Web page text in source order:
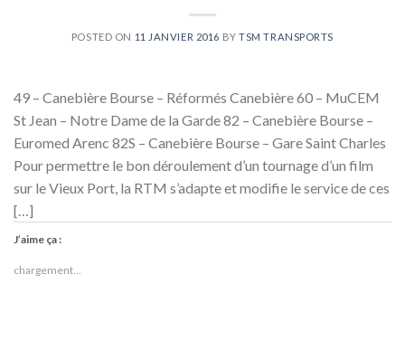
POSTED ON 11 JANVIER 2016 BYTSM TRANSPORTS
49 – Canebière Bourse – Réformés Canebière 60 – MuCEM
St Jean – Notre Dame de la Garde 82 – Canebière Bourse –
Euromed Arenc 82S – Canebière Bourse – Gare Saint Charles
Pour permettre le bon déroulement d’un tournage d’un film
sur le Vieux Port, la RTM s’adapte et modifie le service de ces
[…]
J’aime ça :
chargement…